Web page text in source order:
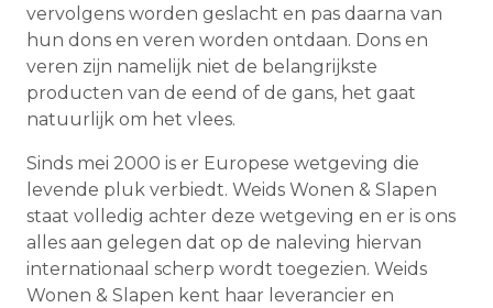
vervolgens worden geslacht en pas daarna van
hun dons en veren worden ontdaan. Dons en
veren zijn namelijk niet de belangrijkste
producten van de eend of de gans, het gaat
natuurlijk om het vlees.
Sinds mei 2000 is er Europese wetgeving die
levende pluk verbiedt. Weids Wonen & Slapen
staat volledig achter deze wetgeving en er is ons
alles aan gelegen dat op de naleving hiervan
internationaal scherp wordt toegezien. Weids
Wonen & Slapen kent haar leverancier en